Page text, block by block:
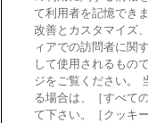
mcframeナビ（ユー
mcframeユーザ会サ
ID発行をご希望の方
パートナー専用サイト
mcframe GAパート
MIJS
て利用者を記憶でき
改善とカスタマイズ
ィアでの訪問者に関
して使用されるもの
ジをご覧ください。
る場合は、［すべて
て下さい。［クッキ